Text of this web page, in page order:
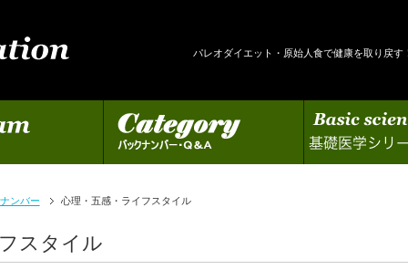
パレオダイエット・原始人食で健康を取り戻
カテゴリー 基礎医学シリーズの更新
ンバー 心理・五感・ライフスタイル
スタイル